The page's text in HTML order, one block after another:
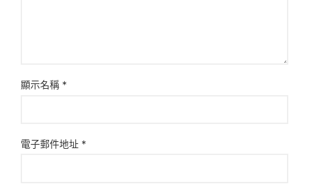
顯示名稱 *
電子郵件地址 *